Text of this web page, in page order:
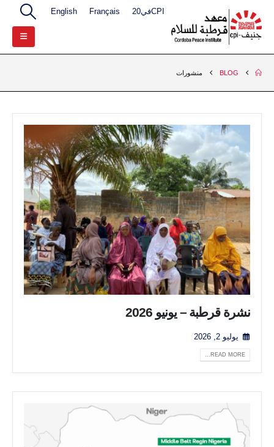
CPIفي20 Français
English
BLOG منشورات
نشرة قرطبة – يونيو 2026
يوليو 2, 2026
READ MORE...